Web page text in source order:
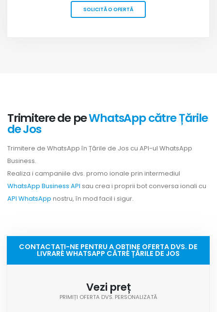
SOLICITĂ O OFERTĂ
Trimitere de peWhatsApp către Țările
de Jos
Trimitere de WhatsApp în Țările de Jos cu API-ul WhatsApp
Business.
Realiza i campaniile dvs. promo ionale prin intermediul
WhatsApp Business API sau crea i proprii bot conversa ionali cu
API WhatsApp nostru, în mod facil i sigur.
CONTACTAȚI-NE PENTRU A OBȚINE OFERTA DVS. DE
LIVRARE WHATSAPP CĂTRE ȚĂRILE DE JOS
Vezi preț
PRIMIȚI OFERTA DVS. PERSONALIZATĂ